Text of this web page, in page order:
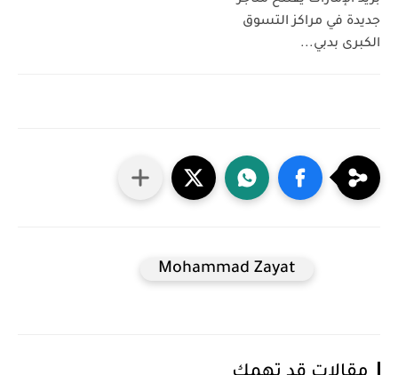
جديدة في مراكز التسوق
الكبرى بدبي...
Mohammad Zayat